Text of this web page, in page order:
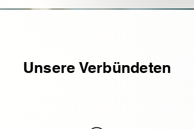
Unsere Verbündeten